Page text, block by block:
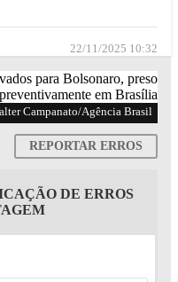
22/11/2025 10:32
Campanato/Agência Brasil
REPORTAR ERROS
DE ERROS